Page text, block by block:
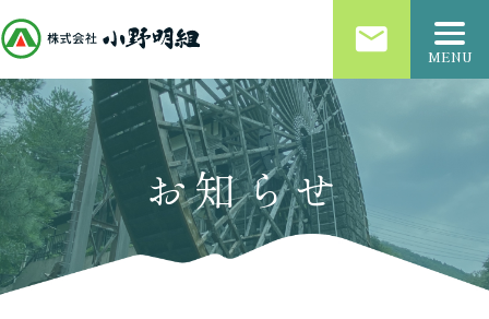
email MENU
お知らせ